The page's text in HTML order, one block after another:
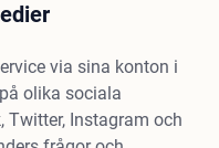
via sina konton i
olika sociala
Twitter, Instagram och